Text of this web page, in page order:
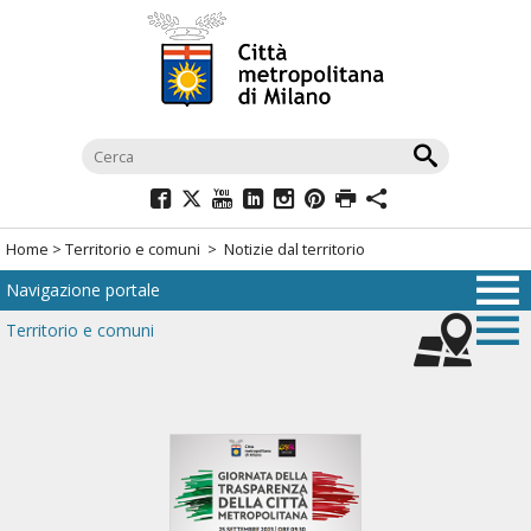
navigazione
menù
di
navigazione
Home > Territorio e comuni > Notizie dal territorio
Navigazione portale
Territorio e comuni